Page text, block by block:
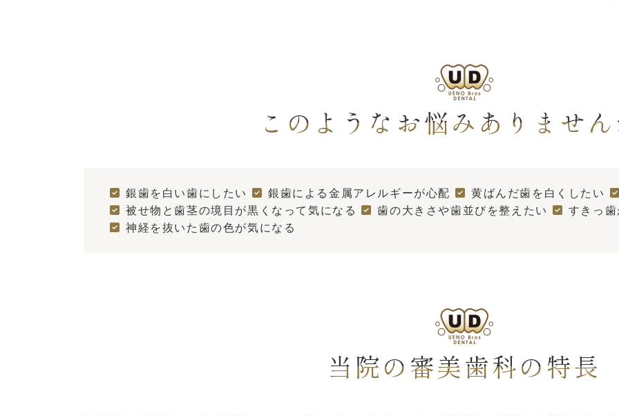
このようなお悩みありませ
銀歯を白い歯にしたい 銀歯による金属アレルギーが心配
黄ばんだ歯を白くしたい
被せ物と歯茎の境目が黒くなって気になる
歯の大きさや歯並びを整えたい
すきっ
神経を抜いた歯の色が気になる
当院の審美歯科の特長